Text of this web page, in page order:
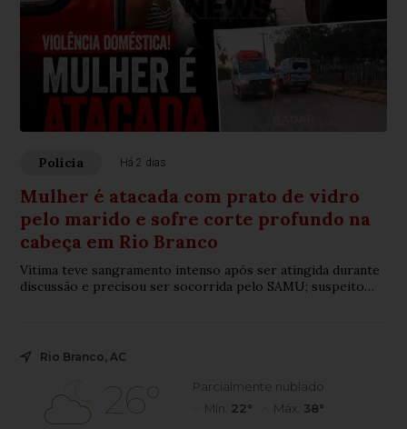
Polícia Há 2 dias
Mulher é atacada com prato de vidro
pelo marido e sofre corte profundo na
cabeça em Rio Branco
Vítima teve sangramento intenso após ser atingida durante
discussão e precisou ser socorrida pelo SAMU; suspeito
Rio Branco, AC
26°
Parcialmente nublado
Mín. 22° Máx. 38°